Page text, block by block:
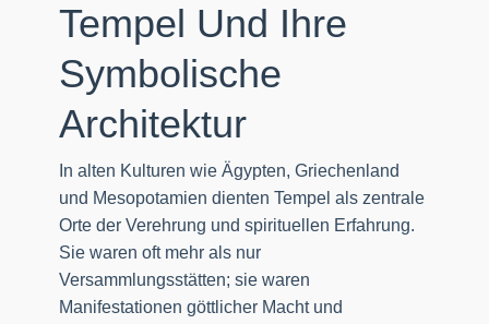
Tempel Und Ihre
Symbolische
Architektur
In alten Kulturen wie Ägypten, Griechenland
und Mesopotamien dienten Tempel als zentrale
Orte der Verehrung und spirituellen Erfahrung.
Sie waren oft mehr als nur
Versammlungsstätten; sie waren
Manifestationen göttlicher Macht und